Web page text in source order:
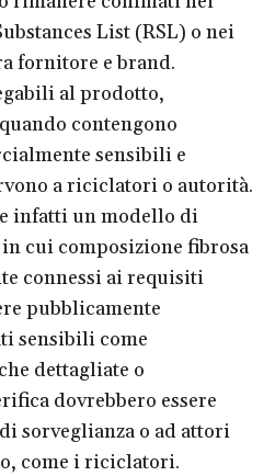
List (RSL) o nei
fornitore e brand.
al prodotto,
contengono
sensibili e
a riciclatori o autorità.
infatti un modello di
cui composizione fibrosa
connessi ai requisiti
pubblicamente
sensibili come
dettagliate o
dovrebbero essere
sorveglianza o ad attori
come i riciclatori.